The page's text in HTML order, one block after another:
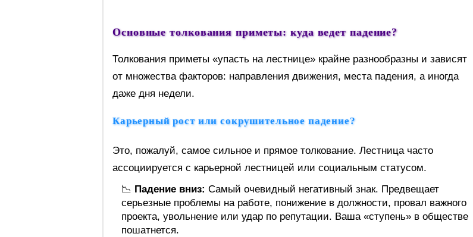
Основные толкования приметы: куда ведет падение?
Толкования приметы «упасть на лестнице» крайне разнообразны и зависят
от множества факторов: направления движения, места падения, а иногда
даже дня недели.
Карьерный рост или сокрушительное падение?
Это, пожалуй, самое сильное и прямое толкование. Лестница часто
ассоциируется с карьерной лестницей или социальным статусом.
📉 Падение вниз: Самый очевидный негативный знак. Предвещает
серьезные проблемы на работе, понижение в должности, провал важного
проекта, увольнение или удар по репутации. Ваша «ступень» в обществе
пошатнется.